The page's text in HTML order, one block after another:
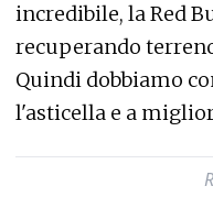
incredibile, la Red
recuperando
Quindi dobbiamo
l'asticella e a